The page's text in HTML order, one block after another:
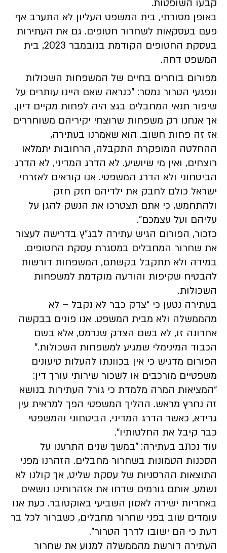
קבעו השופטות.
באופן מסורתי, בית המשפט העליון לא התערב אף
פעם בעסקאות לשחרור חטופים. גם את העתירות
בעסקת החטופים הקודמת בנובמבר 2023, בית
המשפט דחה.
מפורום בוחרים בחיים של המשפחות השכולות
ונפגעי הטרור נמסר: "כנראה שאם היינו עותרים על
שיפור תנאי המחבלים בגצ היה לפחות מקיים דיון,
אך אנחנו רק משפחות שרוצחי יקיריהם משוחררים
אז זה פחות חשוב. הוא שאמרנו בעתירה,
ההחלטה המופקרת התקבלה, הרחובות יתמלאו
רוצחים, ואין מי שיושיע. לא הדרג המדיני, לא הדרג
הביטחוני ולא הדרג המשפטי. אנו קוראים לאזרחי
ישראל כולם לחבק את ילדיהם חזק חזק
ולהתחמש, כי אתם תצטרכו את הנשק להגן על
עליהם ועל עצמכם".
כזכור, הפורום הגיש עתירה לבג"ץ בדרישה לעצור
את שחרור המחבלים במסגרת עסקת החטופים.
במידה ולא תתקבל בקשתם, המשפחות דורשות
להבטיח שקיפות והודעה מוקדמת למשפחות
השכולות.
בעתירה נטען כי “צדק כבר לא נקבל – לא
מהממשלה ולא מבית המשפט. אנו פונים בבקשה
אחרונה זו, לא בשם הצדק שנרמס, אלא בשם
הכבוד המינימלי שמגיע למשפחות השכולות.”
הפורום מדגיש כי אין בכוונתו להעלות טיעונים
משפטיים מורכבים או לשכור שירותי עורך דין:
“המציאות המרה מלמדת כי גורל העתירות בנושא
זה נחרץ מראש. ההליך המשפטי הפך למראית עין
גרידא, כאשר הדרג המדיני, הביטחוני והמשפטי
כבר קיבל את החלטותיו".
עוד נכתב בעתירה: "במשך שנים התרענו על
הסכנות הטמונות בשחרור מחבלים. הזהרנו מפני
התוצאות ההרסניות של עסקת שליט, אך קולנו לא
נשמע. אותם גורמים שדחו את אזהרותינו נושאים
באחריות ישירה לאסון השביעי באוקטובר. כעת אנו
עומדים שוב בפני שחרור מחבלים, כשברור לכל בר
דעת כי הם ישובו לדרך הטרור".
העתירה דורשת מהממשלה למנוע את שחרור